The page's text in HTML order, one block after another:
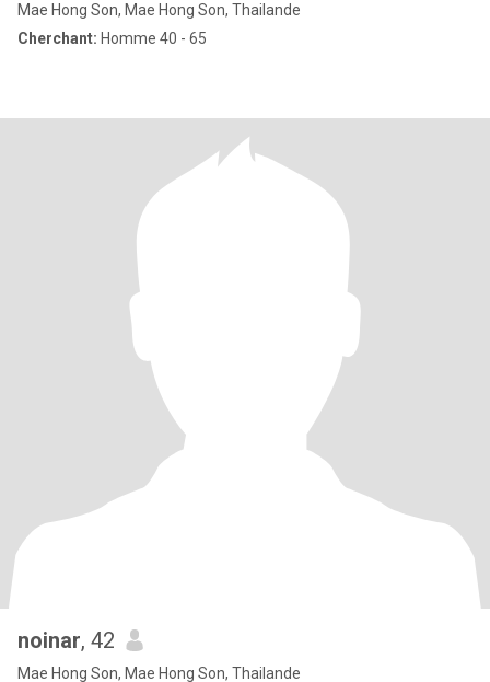
Mae Hong Son, Mae Hong Son, Thailande
Cherchant: Homme 40 - 65
noinar, 42
Mae Hong Son, Mae Hong Son, Thailande